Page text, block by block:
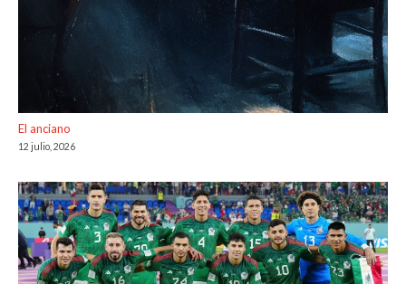
El anciano
12 julio, 2026